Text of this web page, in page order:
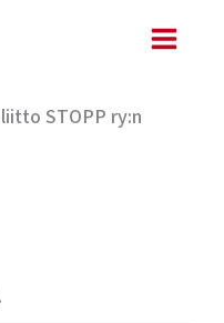
STOPP ry:n